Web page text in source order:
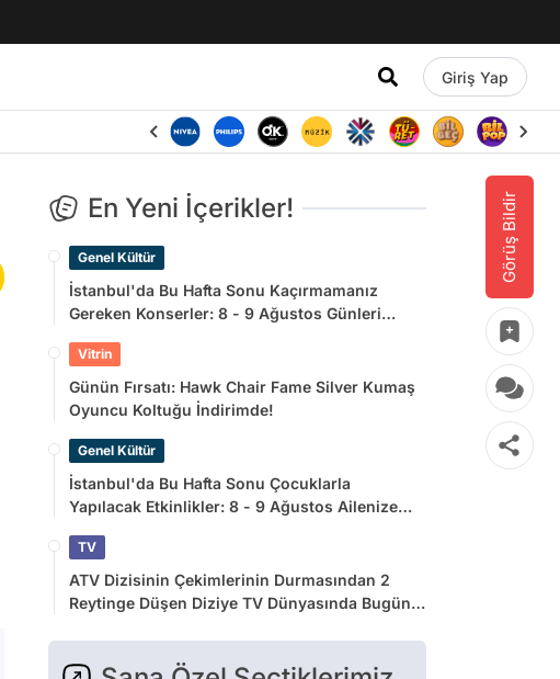
Giriş Yap
Görüş Bildir
En Yeni İçerikler!
Genel Kültür
İstanbul'da Bu Hafta Sonu Kaçırmamanız
Gereken Konserler: 8 - 9 Ağustos Günleri
Vitrin
Günün Fırsatı: Hawk Chair Fame Silver Kumaş
Oyuncu Koltuğu İndirimde!
Genel Kültür
İstanbul'da Bu Hafta Sonu Çocuklarla
Yapılacak Etkinlikler: 8 - 9 Ağustos Ailenize
TV
ATV Dizisinin Çekimlerinin Durmasından 2
Reytinge Düşen Diziye TV Dünyasında Bugün